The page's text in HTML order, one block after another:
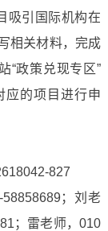
吸引国际机构在
相关材料，完成
“政策兑现专区”
应的项目进行申
827
；刘老
；雷老师，010